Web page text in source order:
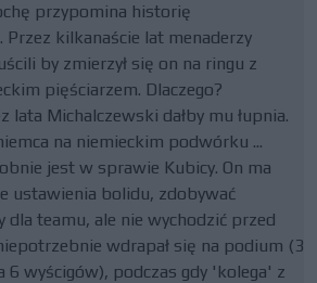
przypomina historię
Przez kilkanaście lat menaderzy
by zmierzył się on na ringu z
pięściarzem. Dlaczego?
lata Michalczewski dałby mu łupnia.
na niemieckim podwórku ...
jest w sprawie Kubicy. On ma
ustawienia bolidu, zdobywać
dla teamu, ale nie wychodzić przed
wdrapał się na podium (3
6 wyścigów), podczas gdy 'kolega' z